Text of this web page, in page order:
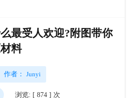
最受人欢迎?附图带你
料
作者：Junyi
浏览: [ 874 ] 次